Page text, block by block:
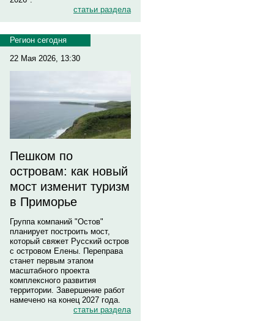
статьи раздела
Регион сегодня
22 Мая 2026, 13:30
Пешком по
островам: как новый
мост изменит туризм
в Приморье
Группа компаний "Остов"
планирует построить мост,
который свяжет Русский остров
с островом Елены. Переправа
станет первым этапом
масштабного проекта
комплексного развития
территории. Завершение работ
намечено на конец 2027 года.
статьи раздела